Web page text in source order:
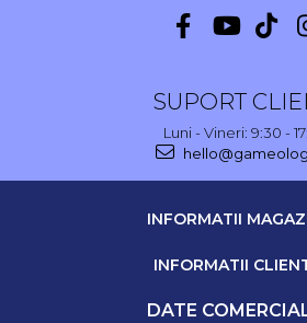
SUPORT
Luni - Vineri: 9:30 -
INFORMATII
INFORMATII
DATE